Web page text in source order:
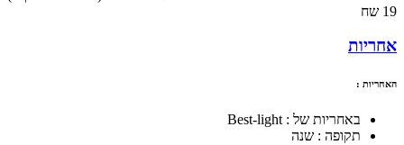
19 שח
אחריות
האחריות :
באחריות של : Best-light
תקופה : שנה